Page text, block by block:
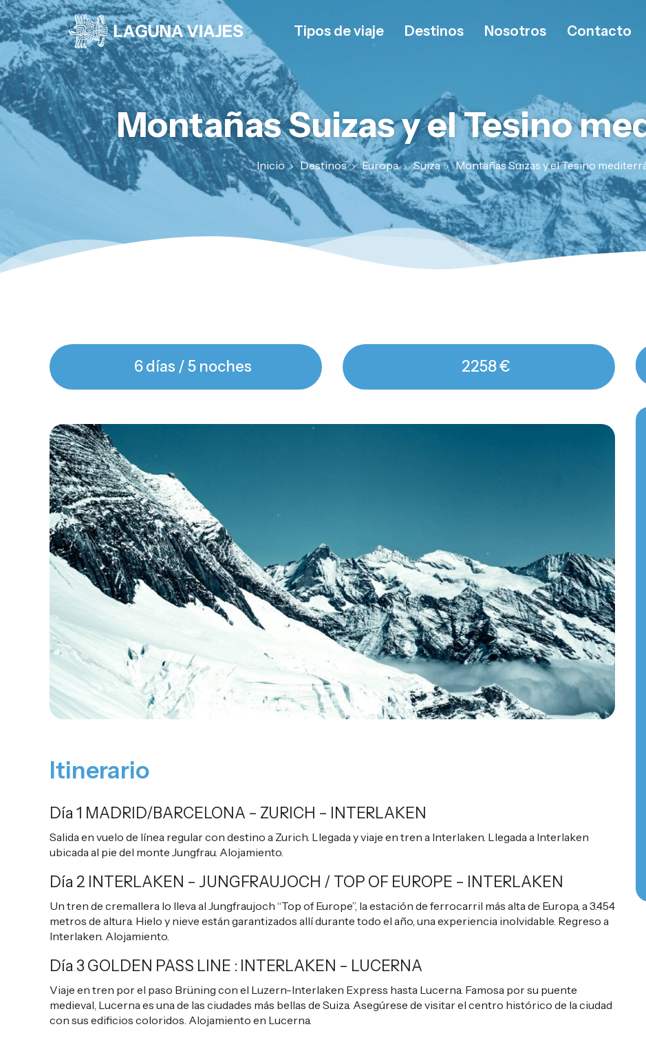
Tipos de viaje Destinos Nosotros Contacto
Montañas Suizas y el Tesino
Inicio Destinos Europa Suiza Montañas Suizas y el Tesino
6 días / 5 noches 2258 €
Itinerario
Día 1 MADRID/BARCELONA – ZURICH – INTERLAKEN
Salida en vuelo de línea regular con destino a Zurich. Llegada y viaje en tren a Interlaken. Llegada a Interlaken
ubicada al pie del monte Jungfrau. Alojamiento.
Día 2 INTERLAKEN – JUNGFRAUJOCH / TOP OF EUROPE – INTERLAKEN
Un tren de cremallera lo lleva al Jungfraujoch “Top of Europe”, la estación de ferrocarril más alta de Europa, a 3.454
metros de altura. Hielo y nieve están garantizados allí durante todo el año, una experiencia inolvidable. Regreso a
Interlaken. Alojamiento.
Día 3 GOLDEN PASS LINE : INTERLAKEN – LUCERNA
Viaje en tren por el paso Brüning con el Luzern-Interlaken Express hasta Lucerna. Famosa por su puente
medieval, Lucerna es una de las ciudades más bellas de Suiza. Asegúrese de visitar el centro histórico de la ciudad
con sus edificios coloridos. Alojamiento en Lucerna.